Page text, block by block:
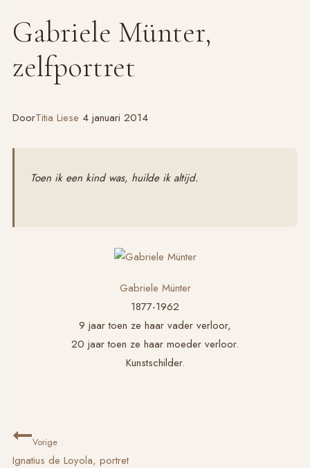
Gabriele Münter,
zelfportret
DoorTitia Liese 4 januari 2014
Toen ik een kind was, huilde ik altijd.
Gabriele Münter
1877-1962
9 jaar toen ze haar vader verloor,
20 jaar toen ze haar moeder verloor.
Kunstschilder.
Bericht
navigatie
Vorige
Ignatius de Loyola, portret